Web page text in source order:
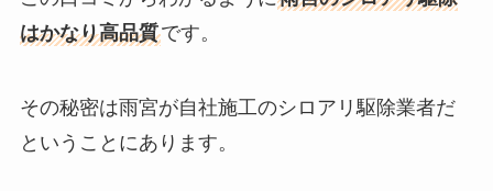
はかなり高品質です。
その秘密は雨宮が自社施工のシロアリ駆除業者だ
ということにあります。